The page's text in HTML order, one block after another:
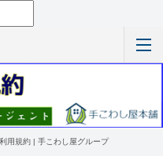
用規約 | 手こわし屋グループ